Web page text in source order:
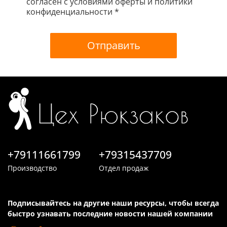
конфиденциальности *
Отправить
+79111661799
Производство
+79315437709
Отдел продаж
Подписывайтесь на другие наши ресурсы, чтобы всегда
быстро узнавать последние новости нашей компании